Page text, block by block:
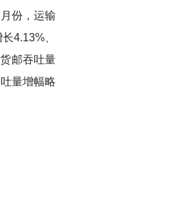
月份，运输
长4.13%、
货邮吞吐量
量增幅略